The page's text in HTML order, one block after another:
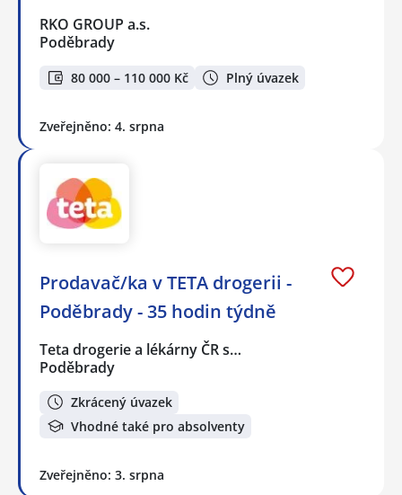
RKO GROUP a.s.
Poděbrady
80 000 – 110 000 Kč Plný úvazek
Zveřejněno: 4. srpna
Prodavač/ka v TETA drogerii -
Poděbrady - 35 hodin týdně
Teta drogerie a lékárny ČR s…
Poděbrady
Zkrácený úvazek
Vhodné také pro absolventy
Zveřejněno: 3. srpna